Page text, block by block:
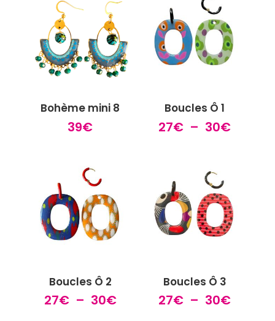
Bohème mini 8
39€
Boucles Ô 1
27€ – 30€Plage
30€
Boucles Ô 2
27€ – 30€Plage
Boucles Ô 3
27€ – 30€Plage